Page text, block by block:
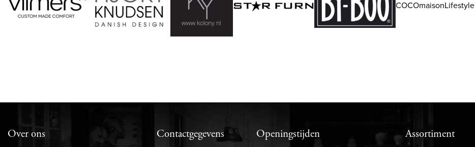
COCOmaisonLifestyle
Over ons Contactgegevens Openingstijden Assortiment